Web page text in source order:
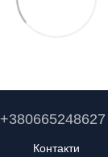
+380665248627
Контакти